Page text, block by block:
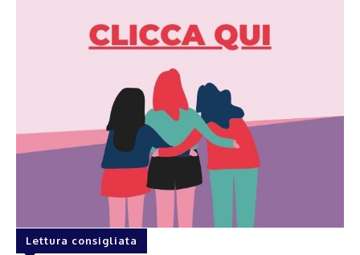
Lettura consigliata